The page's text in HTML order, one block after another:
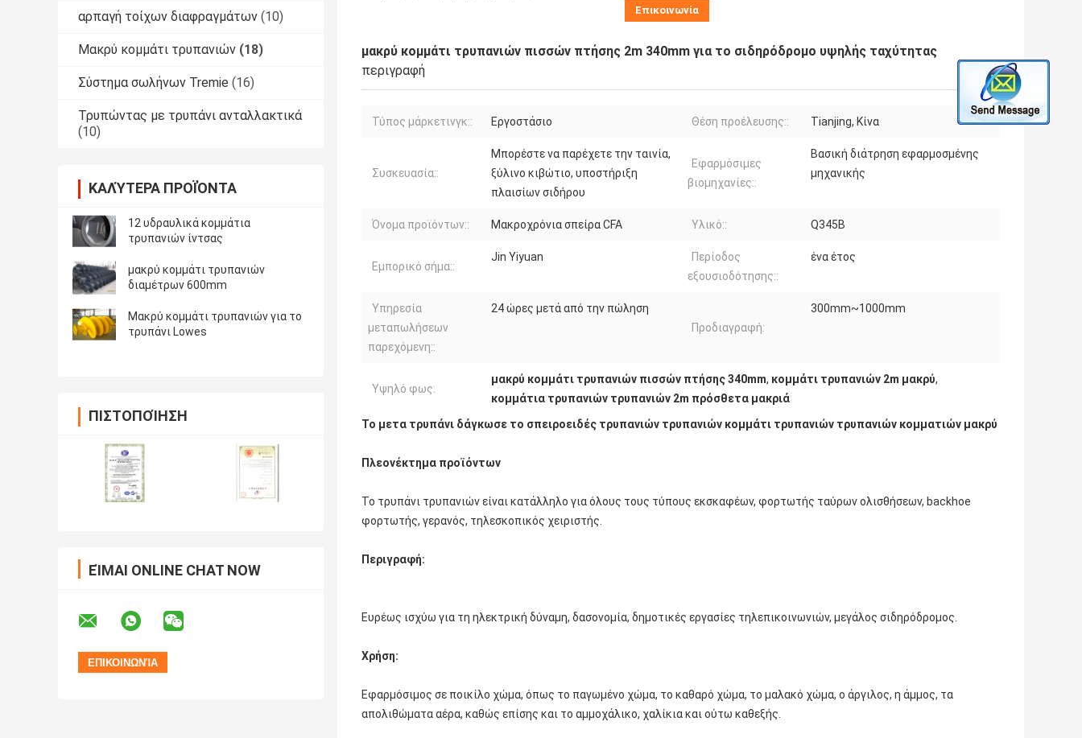
αρπαγή τοίχων διαφραγμάτων (10)
Μακρύ κομμάτι τρυπανιών (18)
Σύστημα σωλήνων Tremie (16)
Τρυπώντας με τρυπάνι ανταλλακτικά
(10)
ΚΑΛΎΤΕΡΑ ΠΡΟΪΌΝΤΑ
12 υδραυλικά κομμάτια
τρυπανιών ίντσας
μακρύ κομμάτι τρυπανιών
διαμέτρων 600mm
Μακρύ κομμάτι τρυπανιών για το
τρυπάνι Lowes
ΠΙΣΤΟΠΟΊΗΣΗ
ΕΊΜΑΙ ONLINE CHAT NOW
Επικοινωνία
μακρύ κομμάτι τρυπανιών πισσών πτήσης 2m 340mm για το σιδηρόδρομο υψηλής ταχύτητας
περιγραφή
Τύπος μάρκετινγκ:: Εργοστάσιο Θέση προέλευσης:: Tianjing, Κίνα
Συσκευασία::
Μπορέστε να παρέχετε την ταινία,
ξύλινο κιβώτιο, υποστήριξη
πλαισίων σιδήρου
Εφαρμόσιμες
βιομηχανίες::
Βασική διάτρηση εφαρμοσμένης
μηχανικής
Όνομα προϊόντων:: Μακροχρόνια σπείρα CFA Υλικό:: Q345B
Εμπορικό σήμα::
Jin Yiyuan
Περίοδος
εξουσιοδότησης::
ένα έτος
Υπηρεσία
μεταπωλήσεων
παρεχόμενη::
24 ώρες μετά από την πώληση
Προδιαγραφή:
300mm~1000mm
Υψηλό φως:
μακρύ κομμάτι τρυπανιών πισσών πτήσης 340mm, κομμάτι τρυπανιών 2m μακρύ,
κομμάτια τρυπανιών τρυπανιών 2m πρόσθετα μακριά
Το μετα τρυπάνι δάγκωσε το σπειροειδές τρυπανιών τρυπανιών κομμάτι τρυπανιών τρυπανιών κομματιών μακρύ
Πλεονέκτημα προϊόντων
Το τρυπάνι τρυπανιών είναι κατάλληλο για όλους τους τύπους εκσκαφέων, φορτωτής ταύρων ολισθήσεων, backhoe
φορτωτής, γερανός, τηλεσκοπικός χειριστής.
Περιγραφή:
Ευρέως ισχύω για τη ηλεκτρική δύναμη, δασονομία, δημοτικές εργασίες τηλεπικοινωνιών, μεγάλος σιδηρόδρομος.
Χρήση:
Εφαρμόσιμος σε ποικίλο χώμα, όπως το παγωμένο χώμα, το καθαρό χώμα, το μαλακό χώμα, ο άργιλος, η άμμος, τα
απολιθώματα αέρα, καθώς επίσης και το αμμοχάλικο, χαλίκια και ούτω καθεξής.